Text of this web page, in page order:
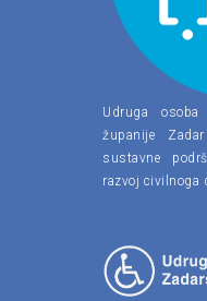
Udruga
županije
sustavne
razvoj civilnoga